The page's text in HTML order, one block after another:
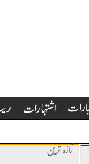
تازہ ترین